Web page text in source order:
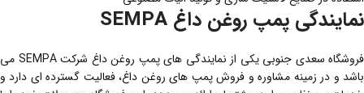
نمایندگی پمپ روغن داغ SEMPA
فروشگاه سعدی جنوبی یکی از نمایندگی های پمپ روغن داغ شرکت SEMPA می
باشد و در زمینه مشاوره و فروش پمپ های روغن داغ، فعالیت گسترده ای دارد و